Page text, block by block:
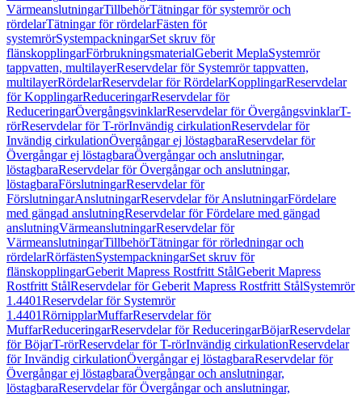
VärmeanslutningarTillbehörTätningar för systemrör och
rördelarTätningar för rördelarFästen för
systemrörSystempackningarSet skruv för
flänskopplingarFörbrukningsmaterialGeberit MeplaSystemrör
tappvatten, multilayerReservdelar för Systemrör tappvatten,
multilayerRördelarReservdelar för RördelarKopplingarReservdelar
för KopplingarReduceringarReservdelar för
ReduceringarÖvergångsvinklarReservdelar för ÖvergångsvinklarT-
rörReservdelar för T-rörInvändig cirkulationReservdelar för
Invändig cirkulationÖvergångar ej löstagbaraReservdelar för
Övergångar ej löstagbaraÖvergångar och anslutningar,
löstagbaraReservdelar för Övergångar och anslutningar,
löstagbaraFörslutningarReservdelar för
FörslutningarAnslutningarReservdelar för AnslutningarFördelare
med gängad anslutningReservdelar för Fördelare med gängad
anslutningVärmeanslutningarReservdelar för
VärmeanslutningarTillbehörTätningar för rörledningar och
rördelarRörfästenSystempackningarSet skruv för
flänskopplingarGeberit Mapress Rostfritt StålGeberit Mapress
Rostfritt StålReservdelar för Geberit Mapress Rostfritt StålSystemrör
1.4401Reservdelar för Systemrör
1.4401RörnipplarMuffarReservdelar för
MuffarReduceringarReservdelar för ReduceringarBöjarReservdelar
för BöjarT-rörReservdelar för T-rörInvändig cirkulationReservdelar
för Invändig cirkulationÖvergångar ej löstagbaraReservdelar för
Övergångar ej löstagbaraÖvergångar och anslutningar,
löstagbaraReservdelar för Övergångar och anslutningar,